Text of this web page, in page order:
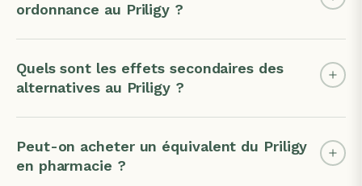
ordonnance au Priligy ?
Quels sont les effets secondaires des
alternatives au Priligy ?
Peut-on acheter un équivalent du Priligy
en pharmacie ?